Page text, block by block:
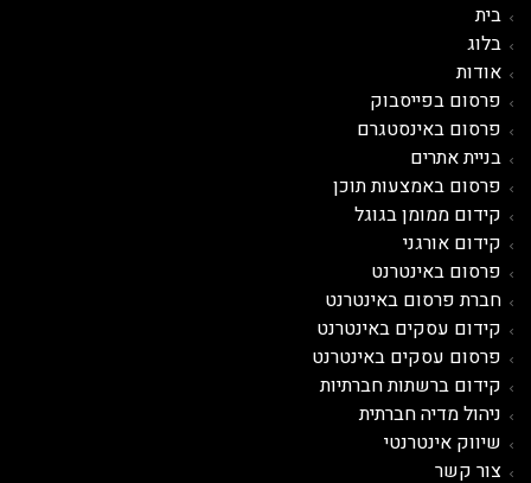
בית
בלוג
אודות
פרסום בפייסבוק
פרסום באינסטגרם
בניית אתרים
פרסום באמצעות תוכן
קידום ממומן בגוגל
קידום אורגני
פרסום באינטרנט
חברת פרסום באינטרנט
קידום עסקים באינטרנט
פרסום עסקים באינטרנט
קידום ברשתות חברתיות
ניהול מדיה חברתית
שיווק אינטרנטי
צור קשר